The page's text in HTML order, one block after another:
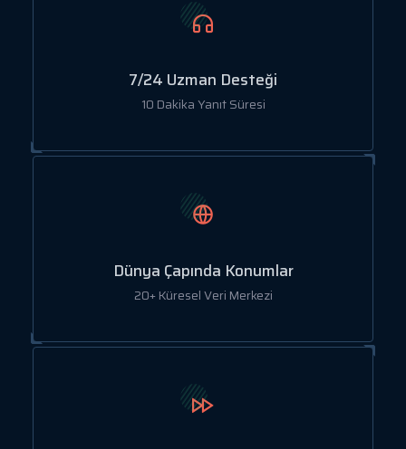
7/24 Uzman Desteği
10 Dakika Yanıt Süresi
Dünya Çapında Konumlar
20+ Küresel Veri Merkezi